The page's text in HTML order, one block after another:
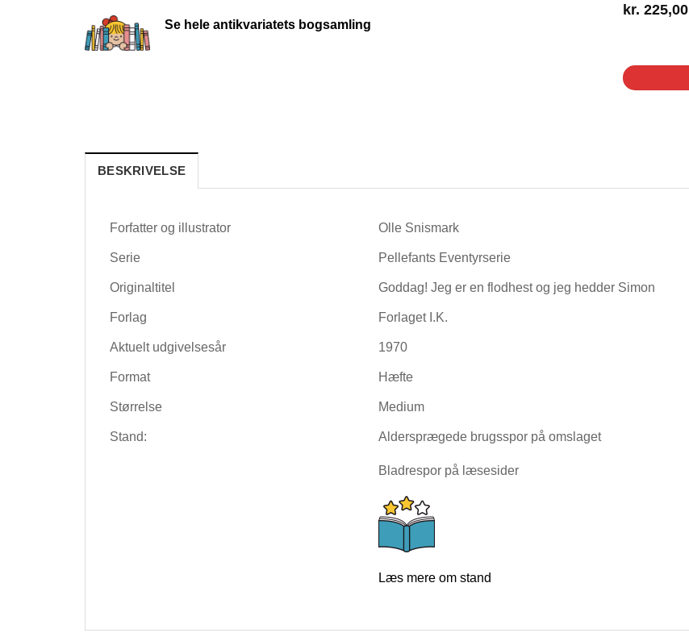
Se hele antikvariatets bogsamling
kr. 225,00
BESKRIVELSE
Forfatter og illustrator Olle Snismark
Serie Pellefants Eventyrserie
Originaltitel Goddag! Jeg er en flodhest og jeg hedder Simon
Forlag Forlaget I.K.
Aktuelt udgivelsesår 1970
Format Hæfte
Størrelse Medium
Stand: Aldersprægede brugsspor på omslaget
Bladrespor på læsesider
Læs mere om stand